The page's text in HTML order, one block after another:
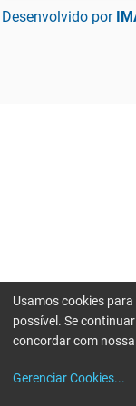
Desenvolvido por
Usamos cookies
possível. Se
concordar com nossa
Gerenciar Cookies...
Erro ao enviar